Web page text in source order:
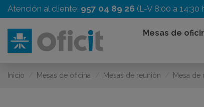
Atención al cliente: 957 04 89 26 (L-V 8:00 a 14:30
Mesas de
Inicio Mesas de oficina Mesas de reunión Mesa de